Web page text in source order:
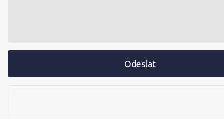
Odeslat